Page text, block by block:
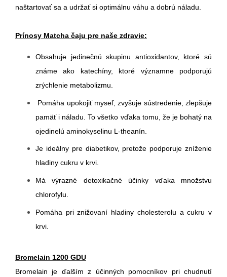
naštartovať sa a udržať si optimálnu váhu a dobrú náladu.
Prínosy Matcha čaju pre naše zdravie:
Obsahuje jedinečnú skupinu antioxidantov, ktoré sú
známe ako katechíny, ktoré významne podporujú
zrýchlenie metabolizmu.
Pomáha upokojiť myseľ, zvyšuje sústredenie, zlepšuje
pamäť i náladu. To všetko vďaka tomu, že je bohatý na
ojedinelú aminokyselinu L-theanín.
Je ideálny pre diabetikov, pretože podporuje zníženie
hladiny cukru v krvi.
Má výrazné detoxikačné účinky vďaka množstvu
chlorofylu.
Pomáha pri znižovaní hladiny cholesterolu a cukru v
krvi.
Bromelain 1200 GDU
Bromelain je ďalším z účinných pomocníkov pri chudnutí